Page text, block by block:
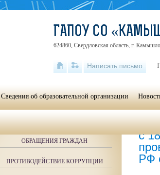
с
РФ
ОБРАЩЕНИЯ ГРАЖДАН
ПРОТИВОДЕЙСТВИЕ КОРРУПЦИИ
ГАПОУ СО
624860, Свердловская область, г.
Написать письмо
Сведения об образовательной организации